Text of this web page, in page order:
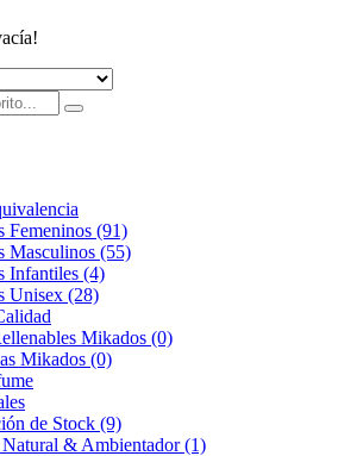
Femeninos (91)
Masculinos (55)
Infantiles (4)
Unisex (28)
Mikados (0)
Mikados (0)
de Stock (9)
Natural & Ambientador (1)